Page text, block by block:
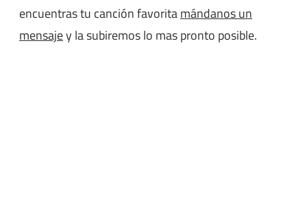
encuentras tu canción favoritamándanos un
mensajey la subiremos lo mas pronto posible.